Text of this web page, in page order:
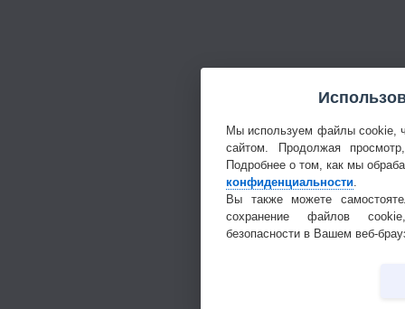
Мы используем файлы cookie,
сайтом. Продолжая
Подробнее о том, как мы
конфиденциальности.
Вы также можете
сохранение файлов
безопасности в Вашем веб-